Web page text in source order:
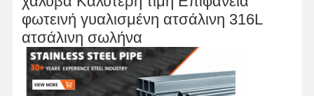
φωτεινή γυαλισμένη ατσάλινη 316L
ατσάλινη σωλήνα